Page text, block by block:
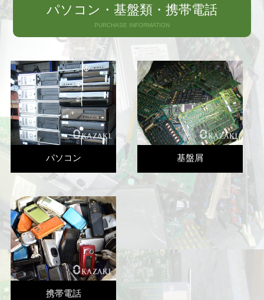
パソコン・基盤類・携帯電話
PURCHASE INFORMATION
パソコン 基盤屑
携帯電話